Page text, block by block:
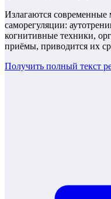
Излагаются современные
саморегуляции:
когнитивные техники,
приёмы, приводится их
Получить полный текст